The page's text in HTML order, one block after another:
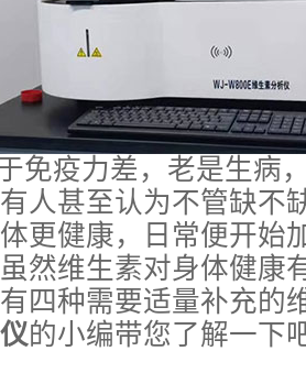
免疫力差，老是生病
人甚至认为不管缺不
更健康，日常便开始
然维生素对身体健康
四种需要适量补充的
的小编带您了解一下